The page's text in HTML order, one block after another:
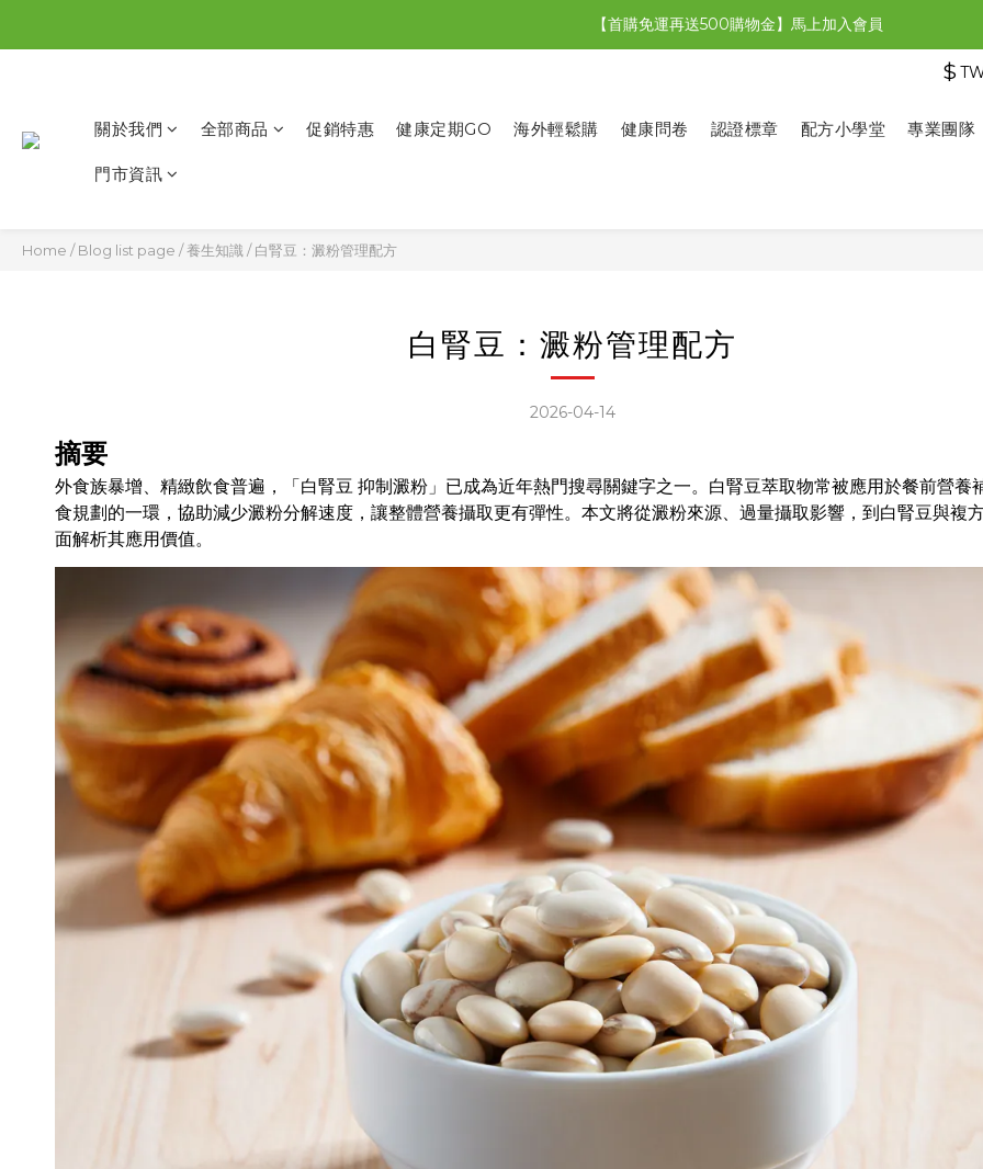
【限時特惠】全館滿1,000送500購物金！
【首購免運再送500購物金】馬上加入會員
$
關於我們 全部商品 促銷特惠 健康定期GO 海外輕鬆購 健康問卷 認證標章 配方小學堂 專業團隊
門市資訊
Home /Blog list page /養生知識 /白腎豆：澱粉管理配方
白腎豆：澱粉管理配方
2026-04-14
摘要
外食族暴增、精緻飲食普遍，「白腎豆 抑制澱粉」已成為近年熱門搜尋關鍵字之一。白腎豆萃取物常被應用於餐前營養
食規劃的一環，協助減少澱粉分解速度，讓整體營養攝取更有彈性。本文將從澱粉來源、過量攝取影響，到白腎豆與複
面解析其應用價值。